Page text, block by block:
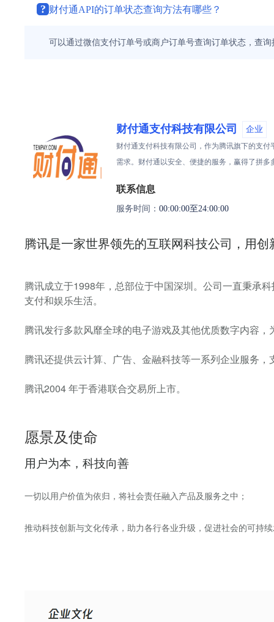
? 财付通API的订单状态查询方法有哪些？
可以通过微信支付订单号或商户订单号查询订单状态，查
财付通支付科技有限公司 企业
财付通支付科技有限公司，作为腾讯旗下的支
需求。财付通以安全、便捷的服务，赢得了拼
联系信息
服务时间： 00:00:00至24:00:00
腾讯是一家世界领先的互联网科技公司，用
腾讯成立于1998年，总部位于中国深圳。公司一直秉承
支付和娱乐生活。
腾讯发行多款风靡全球的电子游戏及其他优质数字内容
腾讯还提供云计算、广告、金融科技等一系列企业服务
腾讯2004 年于香港联合交易所上市。
愿景及使命
用户为本，科技向善
一切以用户价值为依归，将社会责任融入产品及服务之中；
推动科技创新与文化传承，助力各行各业升级，促进社会的可持